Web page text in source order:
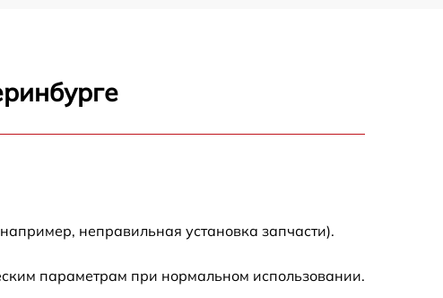
неправильная установка запчасти).
параметрам при нормальном использовании.